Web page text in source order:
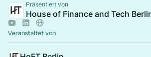
Präsentiert von
House of Finance and Tech
Veranstaltet von